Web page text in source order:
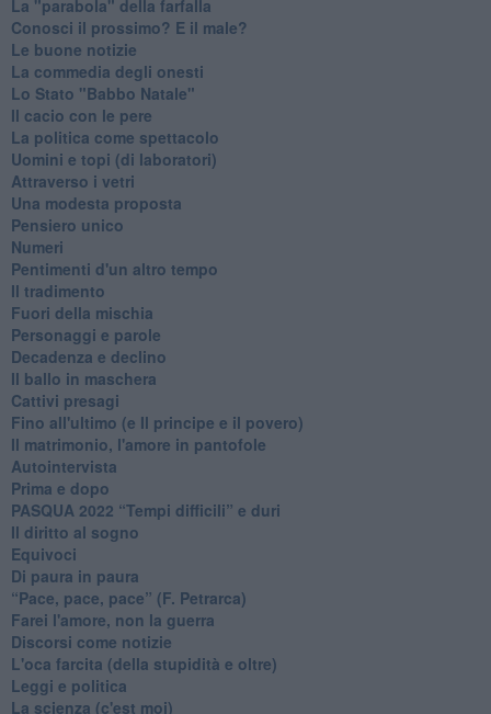
La "parabola" della farfalla
Conosci il prossimo? E il male?
Le buone notizie
La commedia degli onesti
Lo Stato "Babbo Natale"
Il cacio con le pere
La politica come spettacolo
Uomini e topi (di laboratori)
Attraverso i vetri
Una modesta proposta
Pensiero unico
Numeri
Pentimenti d'un altro tempo
Il tradimento
Fuori della mischia
Personaggi e parole
Decadenza e declino
Il ballo in maschera
Cattivi presagi
Fino all'ultimo (e Il principe e il povero)
Il matrimonio, l'amore in pantofole
Autointervista
Prima e dopo
​PASQUA 2022 “Tempi difficili” e duri
Il diritto al sogno
Equivoci
Di paura in paura
​“Pace, pace, pace” (F. Petrarca)
Farei l'amore, non la guerra
Discorsi come notizie
L'oca farcita (della stupidità e oltre)
Leggi e politica
La scienza (c'est moi)